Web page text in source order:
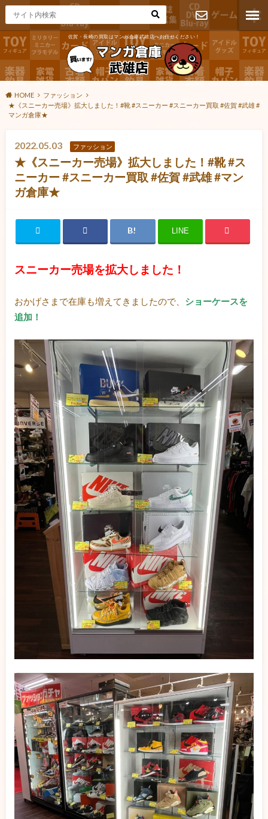
佐賀・長崎の買取はマンガ倉庫武雄店へお任せください！
お問い合わ
せ
HOME
ファッション
★《スニーカー売場》拡大しました！#靴 #スニーカー #スニーカー買取 #佐賀 #武雄 #
マンガ倉庫★
2022.05.03 ファッション
★《スニーカー売場》拡大しました！#靴 #ス
ニーカー #スニーカー買取 #佐賀 #武雄 #マン
ガ倉庫★
LINE
スニーカー売場を拡大しました！
おかげさまで在庫も増えてきましたので、 ショーケースを
追加！